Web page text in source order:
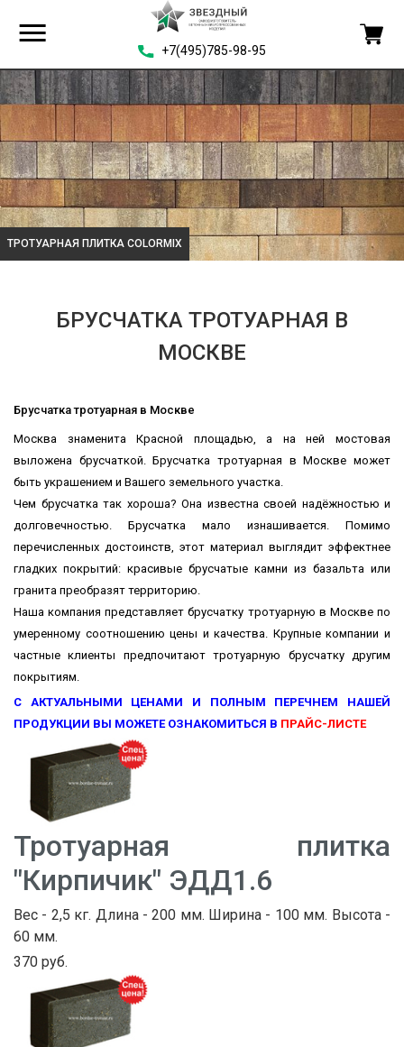
+7(495)785-98-95
ТРОТУАРНАЯ ПЛИТКА COLORMIX
БРУСЧАТКА ТРОТУАРНАЯ В
МОСКВЕ
Брусчатка тротуарная в Москве
Москва знаменита Красной площадью, а на ней мостовая
выложена брусчаткой. Брусчатка тротуарная в Москве может
быть украшением и Вашего земельного участка.
Чем брусчатка так хороша? Она известна своей надёжностью и
долговечностью. Брусчатка мало изнашивается. Помимо
перечисленных достоинств, этот материал выглядит эффектнее
гладких покрытий: красивые брусчатые камни из базальта или
гранита преобразят территорию.
Наша компания представляет брусчатку тротуарную в Москве по
умеренному соотношению цены и качества. Крупные компании и
частные клиенты предпочитают тротуарную брусчатку другим
покрытиям.
С АКТУАЛЬНЫМИ ЦЕНАМИ И ПОЛНЫМ ПЕРЕЧНЕМ НАШЕЙ
ПРОДУКЦИИ ВЫ МОЖЕТЕ ОЗНАКОМИТЬСЯ В ПРАЙС-ЛИСТЕ
Тротуарная плитка
"Кирпичик" ЭДД1.6
Вес - 2,5 кг. Длина - 200 мм. Ширина - 100 мм. Высота -
60 мм.
370 руб.